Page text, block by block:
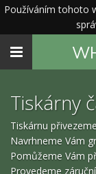
Používáním tohoto
Toggle
Tiskárny
Tiskárnu
Navrhneme Vám
Pomůžeme Vám
Provedeme